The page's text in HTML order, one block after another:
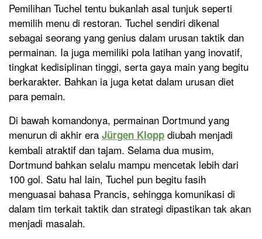
Pemilihan Tuchel tentu bukanlah asal tunjuk seperti
memilih menu di restoran. Tuchel sendiri dikenal
sebagai seorang yang genius dalam urusan taktik dan
permainan. Ia juga memiliki pola latihan yang inovatif,
tingkat kedisiplinan tinggi, serta gaya main yang begitu
berkarakter. Bahkan ia juga ketat dalam urusan diet
para pemain.
Di bawah komandonya, permainan Dortmund yang
menurun di akhir era Jürgen Klopp diubah menjadi
kembali atraktif dan tajam. Selama dua musim,
Dortmund bahkan selalu mampu mencetak lebih dari
100 gol. Satu hal lain, Tuchel pun begitu fasih
menguasai bahasa Prancis, sehingga komunikasi di
dalam tim terkait taktik dan strategi dipastikan tak akan
menjadi masalah.